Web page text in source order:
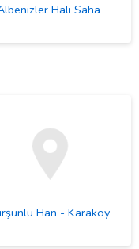
Halı Saha
Han - Karaköy